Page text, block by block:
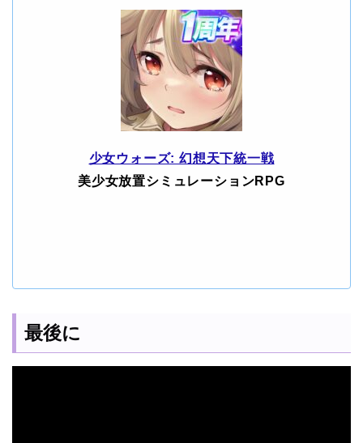
少女ウォーズ: 幻想天下統一戦
美少女放置シミュレーションRPG
最後に